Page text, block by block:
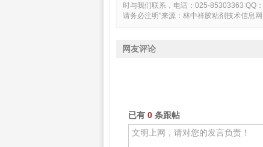
时与我们联系，电话：025-85303363 QQ
请务必注明"来源：林中祥胶粘剂技术信息
网友评论
已有 0 条跟帖